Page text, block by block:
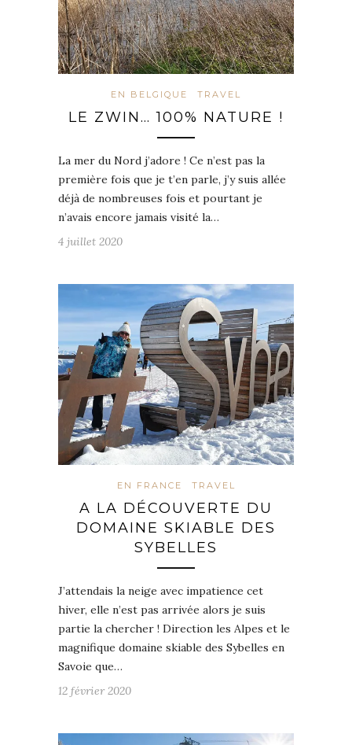
EN BELGIQUE TRAVEL
LE ZWIN… 100% NATURE !
La mer du Nord j’adore ! Ce n’est pas la
première fois que je t’en parle, j’y suis allée
déjà de nombreuses fois et pourtant je
n’avais encore jamais visité la…
4 juillet 2020
EN FRANCE TRAVEL
A LA DÉCOUVERTE DU
DOMAINE SKIABLE DES
SYBELLES
J’attendais la neige avec impatience cet
hiver, elle n’est pas arrivée alors je suis
partie la chercher ! Direction les Alpes et le
magnifique domaine skiable des Sybelles en
Savoie que…
12 février 2020